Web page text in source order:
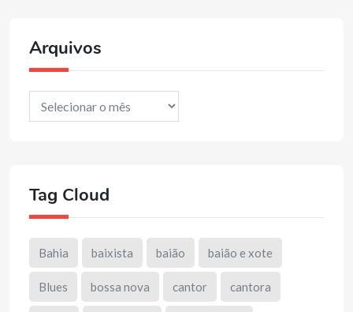
Arquivos
Tag Cloud
Bahia baixista baião baião e xote
Blues bossa nova cantor cantora